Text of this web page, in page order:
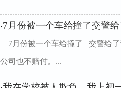
·7月份被一个车给撞了交警
7月份被一个车给撞了 交警给
公司也不赔付。...